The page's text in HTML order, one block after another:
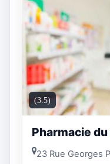
(3.5)
Pharmacie
23 Rue Georges